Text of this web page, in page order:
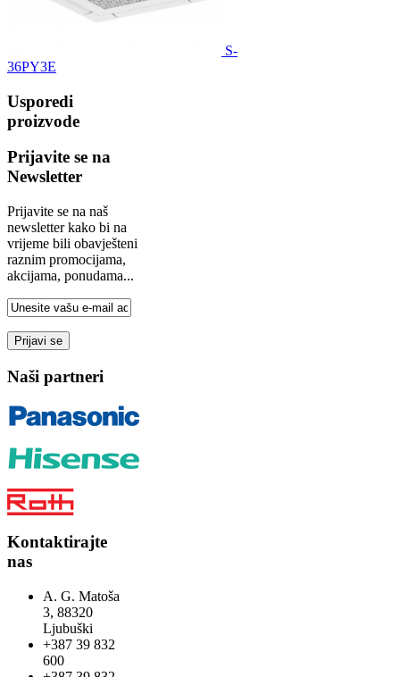
S-
36PY3E
Usporedi
proizvode
Prijavite se na
Newsletter
Prijavite se na naš
newsletter kako bi na
vrijeme bili obavješteni
raznim promocijama,
akcijama, ponudama...
Naši partneri
Kontaktirajte
nas
A. G. Matoša
3, 88320
Ljubuški
+387 39 832
600